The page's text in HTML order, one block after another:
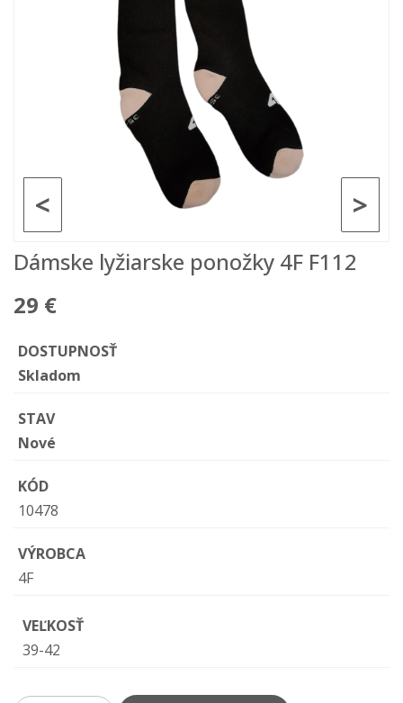
>
<
Dámske lyžiarske ponožky 4F F112
29 €
DOSTUPNOSŤ
Skladom
STAV
Nové
KÓD
10478
VÝROBCA
4F
VEĽKOSŤ
39-42